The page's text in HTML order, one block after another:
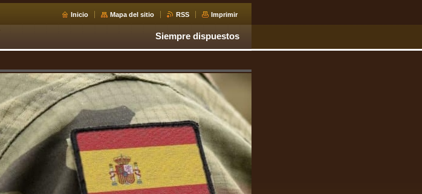
Inicio Mapa del sitio RSS Imprimir
Siempre dispuestos